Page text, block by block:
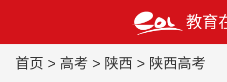
教育
首页 > 高考 > 陕西 > 陕西高考